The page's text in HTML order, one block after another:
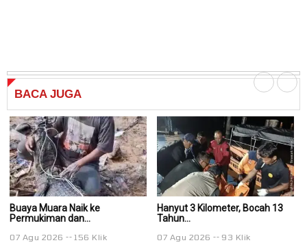
BACA JUGA
Buaya Muara Naik ke
Permukiman dan...
07 Agu 2026 156 Klik
Hanyut 3 Kilometer, Bocah 13
Tahun...
07 Agu 2026 93 Klik